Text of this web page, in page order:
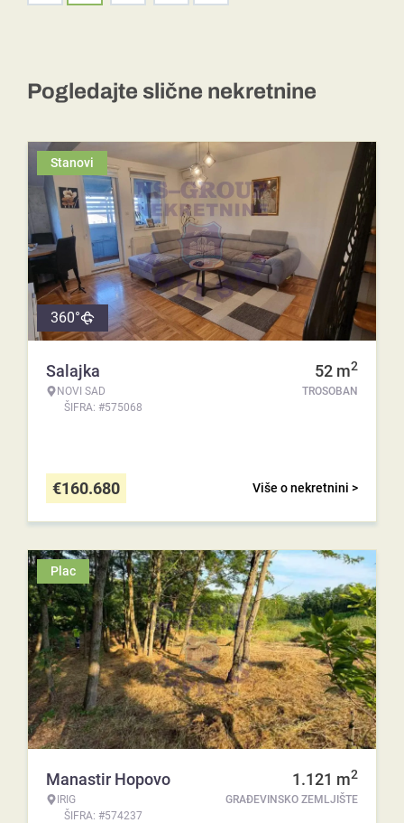
Pogledajte slične nekretnine
Stanovi
360°
Salajka
NOVI SAD
ŠIFRA: #575068
52 m2
TROSOBAN
Više o nekretnini >
€160.680
Plac
Manastir Hopovo
IRIG
ŠIFRA: #574237
1.121 m2
GRAĐEVINSKO ZEMLJIŠTE